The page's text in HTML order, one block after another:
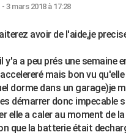
- 3 mars 2018 à 17:28
avoir de l'aide,je
y'a a peu prés une
mais bon vu
dorme dans un garage)je
démarrer donc impecable
elle a caler au moment de
que la batterie était